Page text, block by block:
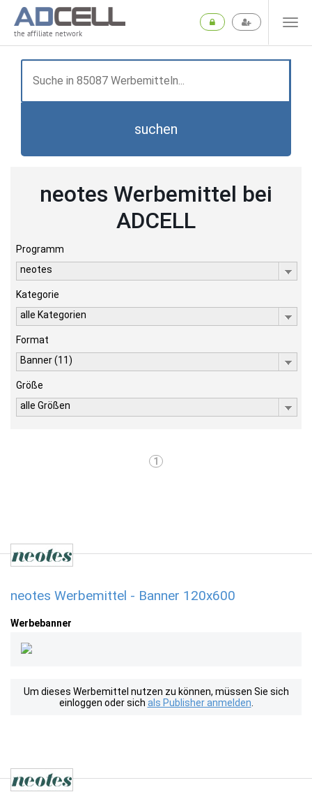
the affiliate network
suchen
neotes Werbemittel bei
ADCELL
Programm
neotes
Kategorie
alle Kategorien
Format
Banner (11)
Größe
alle Größen
1
neotes Werbemittel - Banner 120x600
Werbebanner
Um dieses Werbemittel nutzen zu können, müssen Sie sich
einloggen oder sich als Publisher anmelden